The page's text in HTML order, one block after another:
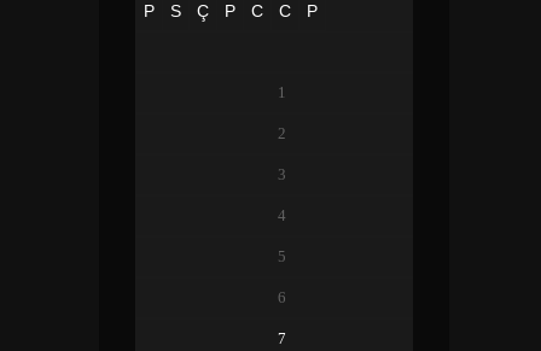
P S Ç P C C P
1
2
3
4
5
6
7